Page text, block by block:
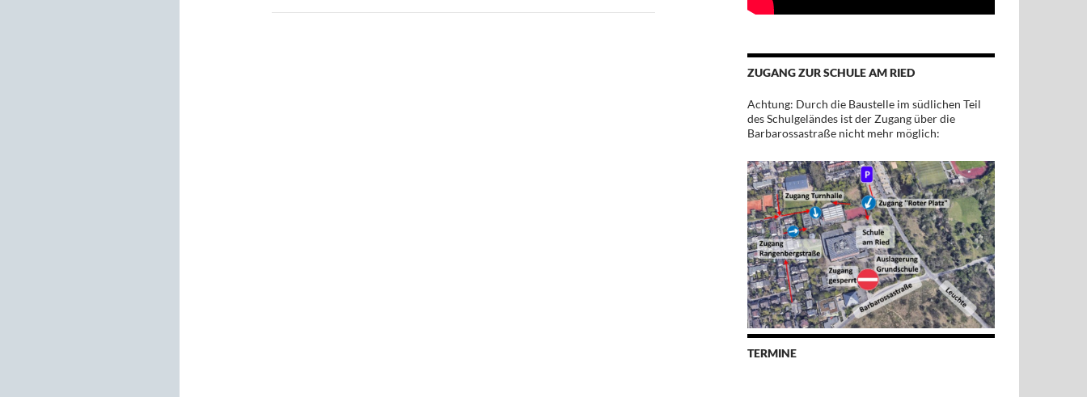
ZUGANG ZUR SCHULE AM RIED
Achtung: Durch die Baustelle im südlichen Teil
des Schulgeländes ist der Zugang über die
Barbarossastraße nicht mehr möglich:
TERMINE